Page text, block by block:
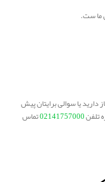
ست.
یا سوالی برایتان پیش
02141757000تماس